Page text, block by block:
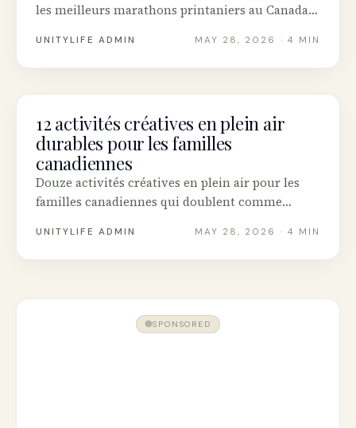
les meilleurs marathons printaniers au Canada,
comment trouver votre groupe — le tout pour
les premiers marathoniens canadiens.
UNITYLIFE ADMIN MAY 28, 2026 · 4 MIN
SUSTAINABILITY
12 activités créatives en plein air
durables pour les familles
canadiennes
Douze activités créatives en plein air pour les
familles canadiennes qui doublent comme
de feuilles, mandalas naturels, cabanes à oiseaux
et plus.
UNITYLIFE ADMIN MAY 28, 2026 · 4 MIN
SPONSORED